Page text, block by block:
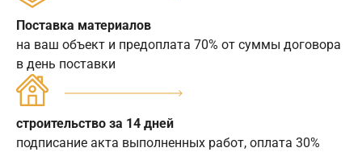
Поставка материалов
на ваш объект и предоплата 70% от суммы договора
в день поставки
строительство за 14 дней
подписание акта выполненных работ, оплата 30%